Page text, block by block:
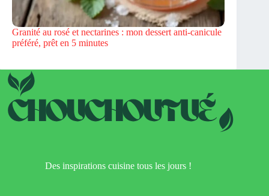
Granité au rosé et nectarines : mon dessert anti-canicule
préféré, prêt en 5 minutes
Des inspirations cuisine tous les jours !